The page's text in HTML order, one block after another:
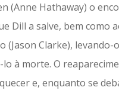
(Anne Hathaway) o
Dill a salve, bem como
(Jason Clarke),
à morte. O
e, enquanto se